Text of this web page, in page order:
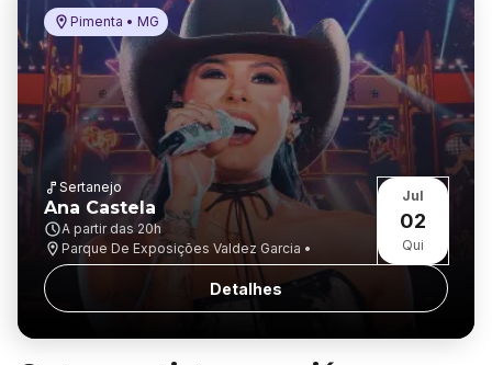
Pimenta • MG
Sertanejo
Ana Castela
A partir das 20h
Parque De Exposições Valdez Garcia •
Jul
02
Qui
Detalhes